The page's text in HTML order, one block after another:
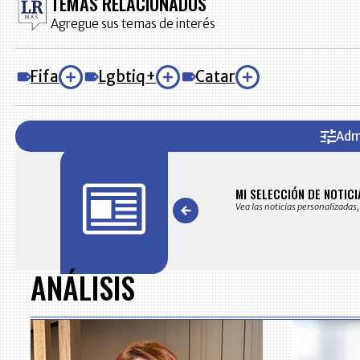
Agregue sus temas de interés
Fifa Lgbtiq+ Catar
noticias seleccionadas por nuestro equipo editorial MI SELECCIÓN DE
Vea las noticias
ANÁLISIS